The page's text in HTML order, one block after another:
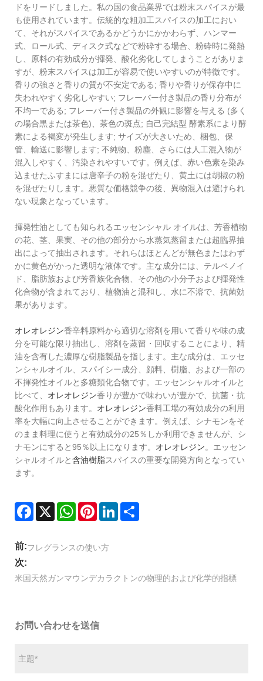
ドをリードしました。私の国の食品業界では粉末スパイスが最
も使用されています。伝統的な粗加工スパイスの加工におい
て、それがスパイスであるかどうかにかかわらず、ハンマー
式、ロール式、ディスク式などで粉砕する場合、粉砕時に発熱
し、原料の有効成分が揮発、酸化劣化してしまうことがありま
すが、粉末スパイスは加工が容易で使いやすいのが特徴です。
香りの強さと香りの質が不安定である; 香りや香りが保存中に
失われやすく劣化しやすい; フレーバー付き製品の香り分布が
不均一である; フレーバー付き製品の外観に影響を与える (多く
の場合黒または茶色)、茶色の斑点; 自己完結型 酵素系により酵
素による褐変が発生します; サイズが大きいため、梱包、保
管、輸送に影響します; 不純物、粉塵、さらには人工混入物が
混入しやすく、汚染されやすいです。例えば、赤い色素を染み
込ませたふすまには唐辛子の粉を混ぜたり、黄土には胡椒の粉
を混ぜたりします。悪質な価格競争の後、異物混入は避けられ
ない現象となっています。
揮発性油としても知られるエッセンシャル オイルは、芳香植物
の花、茎、果実、その他の部分から水蒸気蒸留または超臨界抽
出によって抽出されます。それらはほとんどが無色またはわず
かに黄色がかった透明な液体です。主な成分には、テルペノイ
ド、脂肪族および芳香族化合物、その他の小分子および揮発性
化合物が含まれており、植物油と混和し、水に不溶で、抗菌効
果があります。
オレオレジン香辛料原料から適切な溶剤を用いて香りや味の成
分を可能な限り抽出し、溶剤を蒸留・回収することにより、精
油を含有した濃厚な樹脂製品を指します。主な成分は、エッセ
ンシャルオイル、スパイシー成分、顔料、樹脂、および一部の
不揮発性オイルと多糖類化合物です。エッセンシャルオイルと
比べて、 オレオレジン香りが豊かで味わいが豊かで、抗菌・抗
酸化作用もあります。 オレオレジン香料工場の有効成分の利用
率を大幅に向上させることができます。例えば、シナモンをそ
のまま料理に使うと有効成分の25％しか利用できませんが、シ
ナモンにすると95％以上になります。 オレオレジン。エッセン
シャルオイルと含油樹脂スパイスの重要な開発方向となってい
ます。
Facebook
X WhatsAppPinterestLinkedIn
前:フレグランスの使い方
次:
米国天然ガンマウンデカラクトンの物理的および化学的指標
お問い合わせを送信